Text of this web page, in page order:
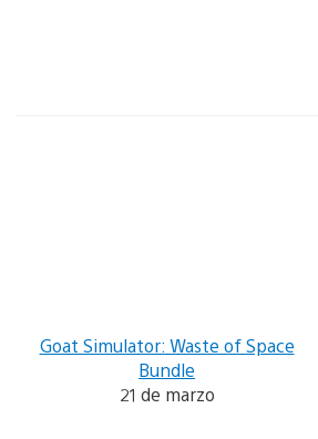
Goat Simulator: Waste of Space
Bundle
21 de marzo